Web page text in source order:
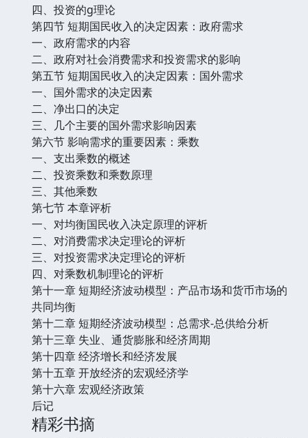
四、投资的g理论
第四节 短期国民收入的决定因素：政府需求
一、政府需求的内容
二、政府对社会消费需求和投资需求的影响
第五节 短期国民收入的决定因素：国外需求
一、国外需求的决定因素
二、净出口的决定
三、几个主要的国外需求影响因素
第六节 影响需求的重要因素：乘数
一、支出乘数的概述
二、投资乘数和乘数原理
三、其他乘数
第七节 本章评析
一、对均衡国民收入决定原理的评析
二、对消费需求决定理论的评析
三、对投资需求决定理论的评析
四、对乘数机制理论的评析
第十一章 短期经济波动模型：产品市场和货币市场的
共同均衡
第十二章 短期经济波动模型：总需求-总供给分析
第十三章 失业、通货膨胀和经济周期
第十四章 经济增长和经济发展
第十五章 开放经济的宏观经济学
第十六章 宏观经济政策
后记
精彩书摘